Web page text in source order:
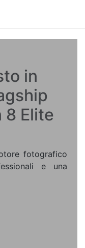
in
8 Elite
fotografico
e una